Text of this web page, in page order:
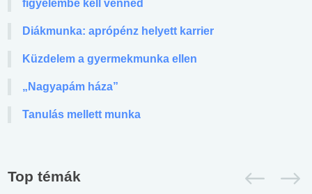
figyelembe kell venned
Diákmunka: aprópénz helyett karrier
Küzdelem a gyermekmunka ellen
„Nagyapám háza”
Tanulás mellett munka
Top témák